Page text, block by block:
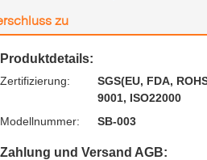
zu
Produktdetails:
Zertifizierung:
SGS(EU, FDA,
9001, ISO22000
Modellnummer:
SB-003
Zahlung und Versand AGB: